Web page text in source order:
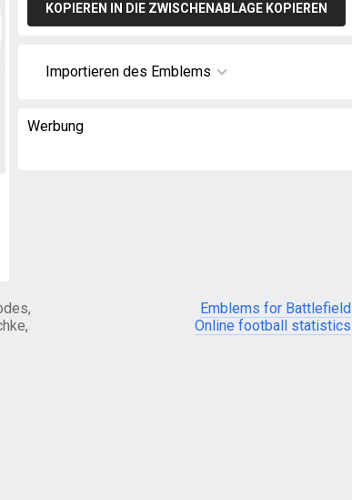
KOPIEREN IN DIE ZWISCHENABLAGE KOPIEREN
Importieren des Emblems
Werbung
Emblems for Battlefield
Online football statistics